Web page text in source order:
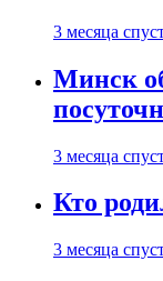
3 месяца
Минск
3 месяца
Кто
3 месяца